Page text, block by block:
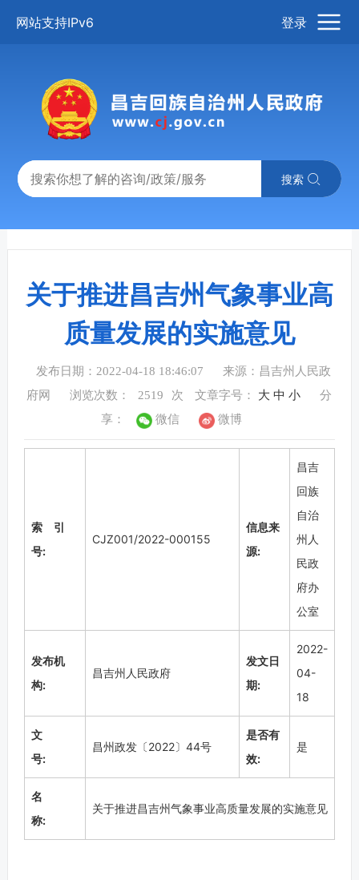
网站支持IPv6 登录
搜索
关于推进昌吉州气象事业高
质量发展的实施意见
发布日期：2022-04-18 18:46:07
来源：昌吉州人民政
府网
浏览次数： 2519 次 文章字号： 大 中 小
分
享：
微信 微博
索 引
号:
CJZ001/2022-000155
信息来
源:
昌吉
回族
自治
州人
民政
府办
公室
发布机
构:
昌吉州人民政府
发文日
期:
2022-
04-
18
文
号:
昌州政发〔2022〕44号
是否有
效:
是
名
称:
关于推进昌吉州气象事业高质量发展的实施意见